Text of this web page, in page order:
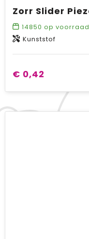
14850 op voorraad
Kunststof
€ 0,42